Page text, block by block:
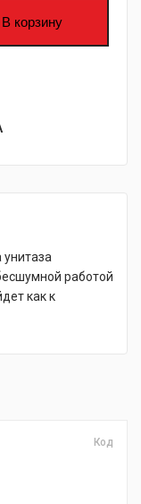
В корзину
работой
как к
Код